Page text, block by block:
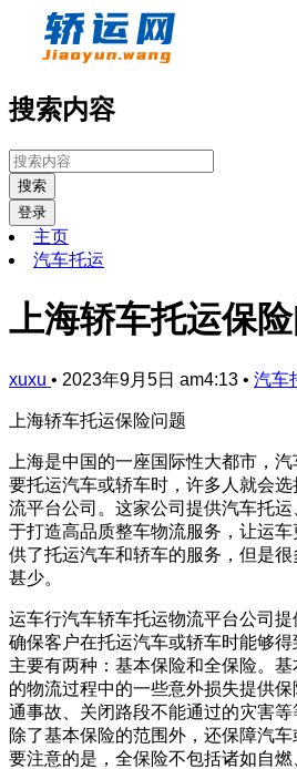
搜索内容
搜索
登录
主页
汽车托运
上海轿车托运保
xuxu • 2023年9月5日 am4:13 • 汽车
上海轿车托运保险问题
上海是中国的一座国际性大都市，
要托运汽车或轿车时，许多人就会
流平台公司。这家公司提供汽车托
于打造高品质整车物流服务，让运
供了托运汽车和轿车的服务，但是
甚少。
运车行汽车轿车托运物流平台公司
确保客户在托运汽车或轿车时能够
主要有两种：基本保险和全保险。
的物流过程中的一些意外损失提供
通事故、关闭路段不能通过的灾害等
除了基本保险的范围外，还保障汽
要注意的是，全保险不包括诸如自